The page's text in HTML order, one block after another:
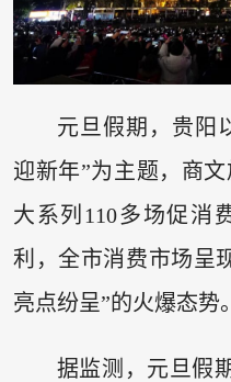
元旦假期，贵阳
迎新年”为主题，商
大系列110多场促消
利，全市消费市场呈
亮点纷呈”的火爆态势。
据监测，元旦假